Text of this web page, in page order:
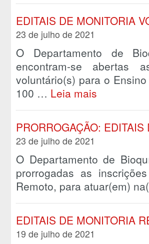
EDITAIS DE MONITORIA
23 de julho de 2021
O Departamento de
encontram-se abertas
voluntário(s) para o
100 … Leia mais
PRORROGAÇÃO:
23 de julho de 2021
O Departamento de
prorrogadas as
Remoto, para atuar(em)
EDITAIS DE MONITORIA
19 de julho de 2021